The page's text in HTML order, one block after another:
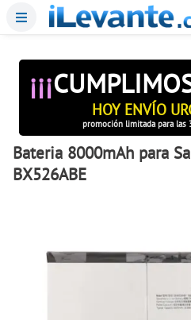
Menu
¡¡¡
HOY ENVÍO
promoción limitada para las
Bateria 8000mAh para
BX526ABE